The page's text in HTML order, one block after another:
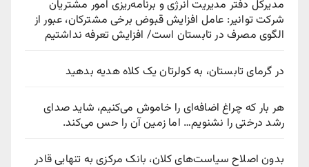
مدیرکل دفتر مدیریت انرژی و برنامه‌ریزی امور مشتریان
شرکت توانیر: عامل افزایش قبوض برخی مشترکان، عبور از
الگوی مصرف در تابستان است/ افزایش تعرفه نداشتیم
در گرمای تابستان، به کولرتان یک کلاه هدیه بدهید
هر بار که چراغ اضافه‌ای را خاموش می‌کنیم، شاید صدای
رشد درختی را نشنویم… اما زمین آن را حس می‌کند.
بدون اصلاح سیاست‌های کلان، بانک مرکزی به تنهایی قادر